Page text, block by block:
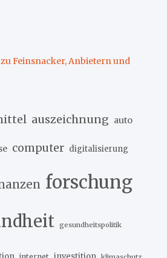
Feinsnacker, Anbietern und
auszeichnung auto
computer digitalisierung
forschung
gesundheitspolitik